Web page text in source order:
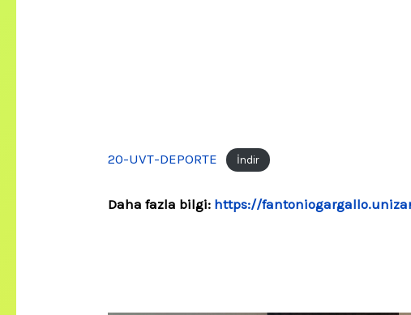
20-UVT-DEPORTE İndir
Daha fazla bilgi: https://